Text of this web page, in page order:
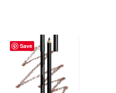
Save